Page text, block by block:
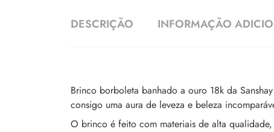
DESCRIÇÃO INFORMAÇÃO
Brinco borboleta banhado a ouro 18k da
consigo uma aura de leveza e beleza
O brinco é feito com materiais de alta